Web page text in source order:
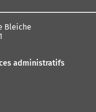
Bleiche
administratifs